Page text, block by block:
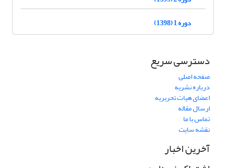
دوره 1 (1398)
دسترسی سریع
صفحه اصلی
درباره نشریه
اعضای هیات تحریریه
ارسال مقاله
تماس با ما
نقشه سایت
آخرین اخبار